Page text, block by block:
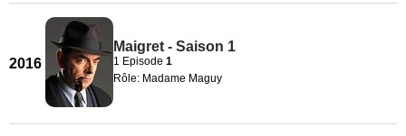
2016
Maigret - Saison 1
1 Episode 1
Rôle: Madame Maguy